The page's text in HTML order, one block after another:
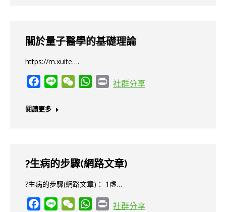
關於量子醫學的基礎理論
https://m.xuite….
Facebook
Line WeChatWhatsApp
Print
社群分享
閱讀更多
?生病的步驟(網路文章)
?生病的步驟(網路文章)： 1虛…
Facebook
Line WeChatWhatsApp
Print
社群分享